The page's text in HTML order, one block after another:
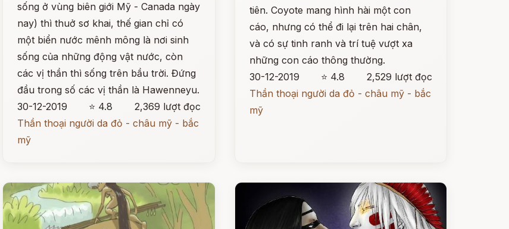
sống ở vùng biên giới Mỹ - Canada ngày
nay) thì thuở sơ khai, thế gian chỉ có
một biển nước mênh mông là nơi sinh
sống của những động vật nước, còn
các vị thần thì sống trên bầu trời. Đứng
đầu trong số các vị thần là Hawenneyu.
30-12-2019
⭐ 4.8
2,369 lượt đọc
Thần thoại người da đỏ - châu mỹ - bắc
mỹ
tiên. Coyote mang hình hài một con
cáo, nhưng có thể đi lại trên hai chân,
và có sự tinh ranh và trí tuệ vượt xa
những con cáo thông thường.
30-12-2019
⭐ 4.8
2,529 lượt đọc
Thần thoại người da đỏ - châu mỹ - bắc
mỹ